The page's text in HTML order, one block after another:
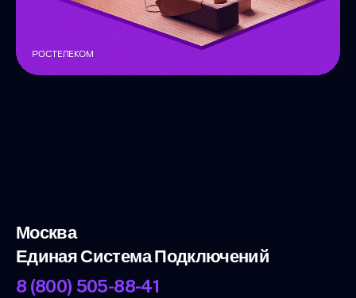
Москва
Единая Система Подключений
8 (800) 505-88-41